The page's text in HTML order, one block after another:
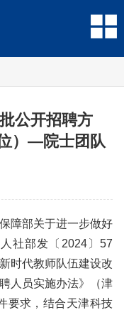
公开招聘方
）—院士团队
障部关于进一步做好
社部发〔2024〕57
时代教师队伍建设改
人员实施办法》（津
要求，结合天津科技